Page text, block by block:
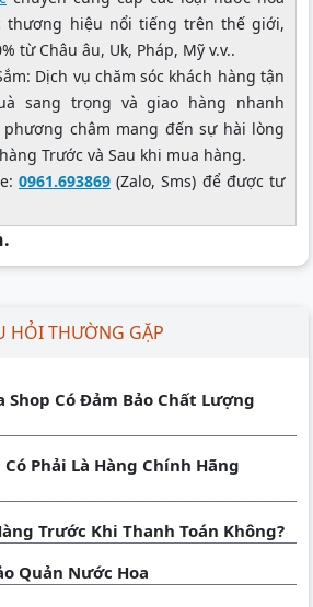
thương hiệu nổi tiếng trên thế giới,
từ Châu âu, Uk, Pháp, Mỹ v.v..
Dịch vụ chăm sóc khách hàng tận
sang trọng và giao hàng nhanh
châm mang đến sự hài lòng
Trước và Sau khi mua hàng.
0961.693869 (Zalo, Sms) để được tư
HỎI THƯỜNG GẶP
Shop Có Đảm Bảo Chất Lượng
Có Phải Là Hàng Chính Hãng
Trước Khi Thanh Toán Không?
Quản Nước Hoa